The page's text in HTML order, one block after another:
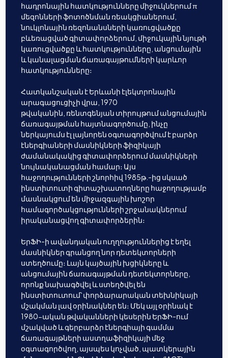
հադրոնային հատկությունները միջուկներում π
մեզոնների ֆոտոծնման ռեակցիաներում,
նուկլոնային ռեզոնանսների կառուցվածքը
բևեռացված գիտափորձերում, միջուկային նյութի
կառուցվածքը և հատկությունները, անցումային
և կանալացման ճառագայթումների կարևոր
հատկությունները։
Հատկանշական է Երևանի էլեկտրոնային
արագացուցիչի վրա, 1970
թվականին, ռենտգենյան տիրույթում անցումային
ճառագայթման հայտնագործումը, ինչը
ներկայումս էլ լայնորեն օգտագործվում է բարձր
էներգիաների մասնիկների ֆիզիկայի
ժամանակակից գիտափորձերում մասնիկների
նույնականացման համար։ Այս
հաջողությունների շնորհիվ 1985թ.-ից սկսած
ինստիտուտի գիտաշխատողները հաջողությամբ
մասնակցում են միջազգային խոշոր
համագործակցությունների շրջանակներում
իրականացվող գիտափորձերին։
ԵրՖԻ-ի ավանդական ուղղություններից է եղել
մասնիկներ գրանցող նոր դետեկտորների
ստեղծումը։ Լայն կայծային խցիկները և
անցումային ճառագայթման դետեկտորները,
որոնք նախագծվել և ստեղծվել են
ինստիտուտում՝ փորձարարական տեխնիկայի
մշակման լավ օրինակներ են։ Մեկ այլ օրինակ է
1980-ական թվականների կեսերին ԵրՖԻ-ում
մշակված և գերբարձր էներգիայի գամմա
ճառագայթների աստղաֆիզիկայի մեջ
օգտագործվող, այսպես կոչված, պատկերային